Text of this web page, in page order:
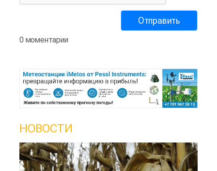
0 моментарии
НОВОСТИ